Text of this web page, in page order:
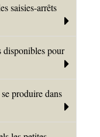
saisies-arrêts
disponibles pour
produire dans